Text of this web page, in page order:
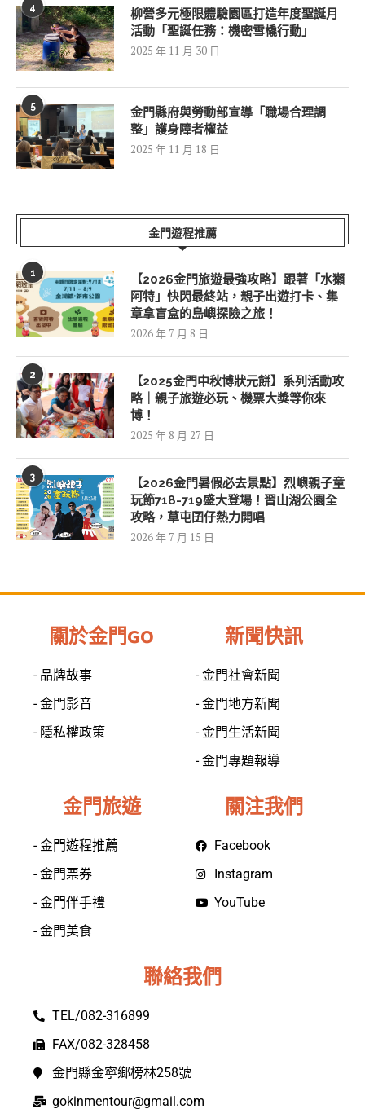
4
柳營多元極限體驗園區打造年度聖誕月
活動「聖誕任務：機密雪橇行動」
2025 年 11 月 30 日
5
金門縣府與勞動部宣導「職場合理調
整」護身障者權益
2025 年 11 月 18 日
金門遊程推薦
1
【2026金門旅遊最強攻略】跟著「水獺
阿特」快閃最終站，親子出遊打卡、集
章拿盲盒的島嶼探險之旅！
2026 年 7 月 8 日
2
【2025金門中秋博狀元餅】系列活動攻
略｜親子旅遊必玩、機票大獎等你來
博！
2025 年 8 月 27 日
3
【2026金門暑假必去景點】烈嶼親子童
玩節718-719盛大登場！習山湖公園全
攻略，草屯囝仔熱力開唱
2026 年 7 月 15 日
關於金門GO
- 品牌故事
- 金門影音
- 隱私權政策
新聞快訊
- 金門社會新聞
- 金門地方新聞
- 金門生活新聞
- 金門專題報導
金門旅遊
- 金門遊程推薦
- 金門票券
- 金門伴手禮
- 金門美食
關注我們
Facebook
Instagram
YouTube
聯絡我們
TEL/082-316899
FAX/082-328458
金門縣金寧鄉榜林258號
gokinmentour@gmail.com